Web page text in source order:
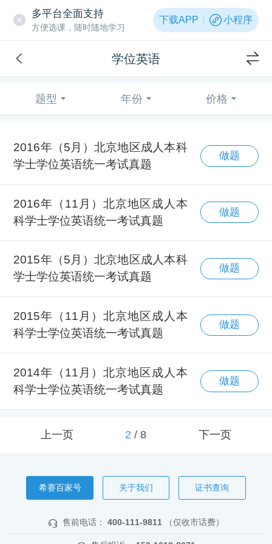
多平台全面支持
方便选课，随时随地学习
下载APP 小程序
学位英语
题型 年份 价格
2016年（5月）北京地区成人本科
学士学位英语统一考试真题
做题
2016年（11月）北京地区成人本
科学士学位英语统一考试真题
做题
2015年（5月）北京地区成人本科
学士学位英语统一考试真题
做题
2015年（11月）北京地区成人本
科学士学位英语统一考试真题
做题
2014年（11月）北京地区成人本
科学士学位英语统一考试真题
做题
上一页 2/ 8 下一页
希赛百家号 关于我们 证书查询
售前电话： 400-111-9811 （仅收市话费）